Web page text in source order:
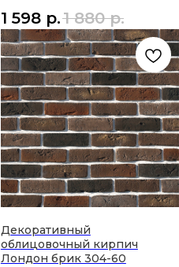
1 598 р.1 880 р.
Декоративный
облицовочный кирпич
Лондон брик 304-60